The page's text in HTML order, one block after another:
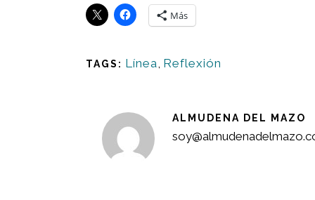
Más
TAGS: Línea Reflexión
ALMUDENA DEL MAZO